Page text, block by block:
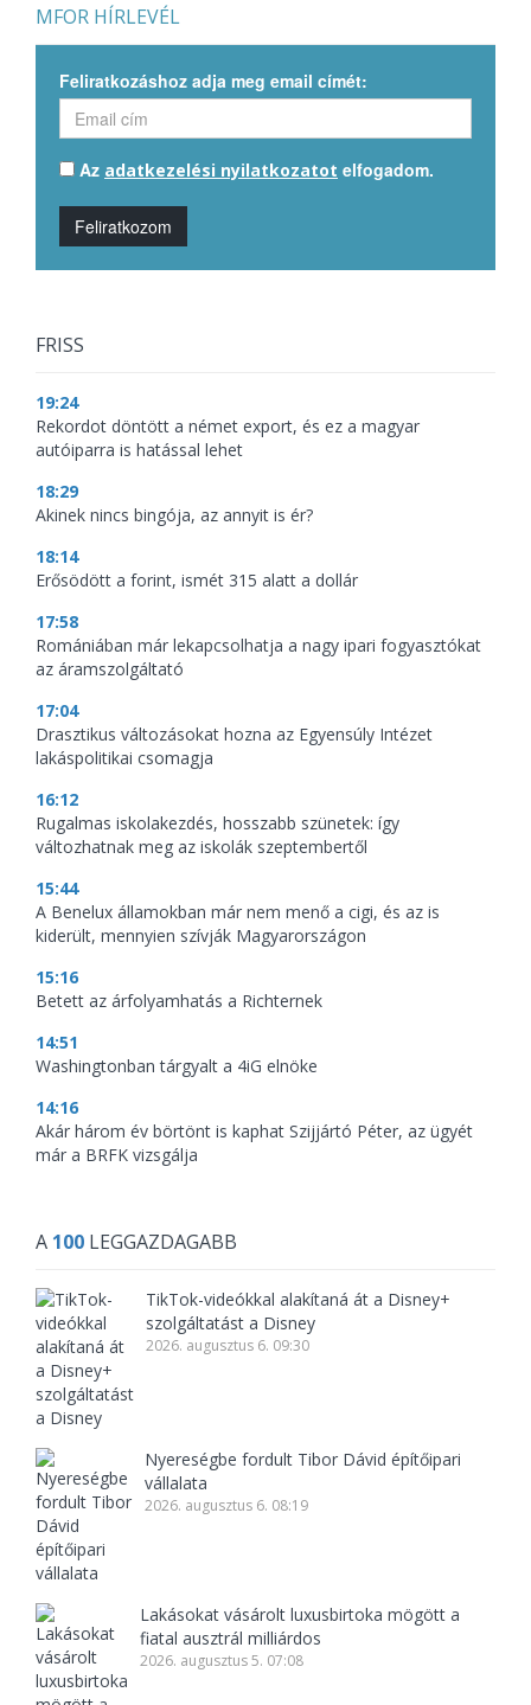
MFOR HÍRLEVÉL
Feliratkozáshoz adja meg email címét:
Az adatkezelési nyilatkozatot elfogadom.
Feliratkozom
FRISS
19:24
Rekordot döntött a német export, és ez a magyar
autóiparra is hatással lehet
18:29
Akinek nincs bingója, az annyit is ér?
18:14
Erősödött a forint, ismét 315 alatt a dollár
17:58
Romániában már lekapcsolhatja a nagy ipari fogyasztókat
az áramszolgáltató
17:04
Drasztikus változásokat hozna az Egyensúly Intézet
lakáspolitikai csomagja
16:12
Rugalmas iskolakezdés, hosszabb szünetek: így
változhatnak meg az iskolák szeptembertől
15:44
A Benelux államokban már nem menő a cigi, és az is
kiderült, mennyien szívják Magyarországon
15:16
Betett az árfolyamhatás a Richternek
14:51
Washingtonban tárgyalt a 4iG elnöke
14:16
Akár három év börtönt is kaphat Szijjártó Péter, az ügyét
már a BRFK vizsgálja
A 100 LEGGAZDAGABB
TikTok-videókkal alakítaná át a Disney+
szolgáltatást a Disney
2026. augusztus 6. 09:30
Nyereségbe fordult Tibor Dávid építőipari
vállalata
2026. augusztus 6. 08:19
Lakásokat vásárolt luxusbirtoka mögött a
fiatal ausztrál milliárdos
2026. augusztus 5. 07:08